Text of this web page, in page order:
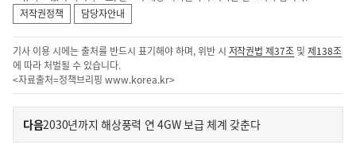
저작권정책
담당자안내
기사 이용 시에는 출처를 반드시 표기해야 하며, 위반 시 저작권법 제37조 및제138조
에 따라 처벌될 수 있습니다.
<자료출처=정책브리핑 www.korea.kr>
이
전
다음기
2030년까지 해상풍력 연 4GW 보급 체계 갖춘다